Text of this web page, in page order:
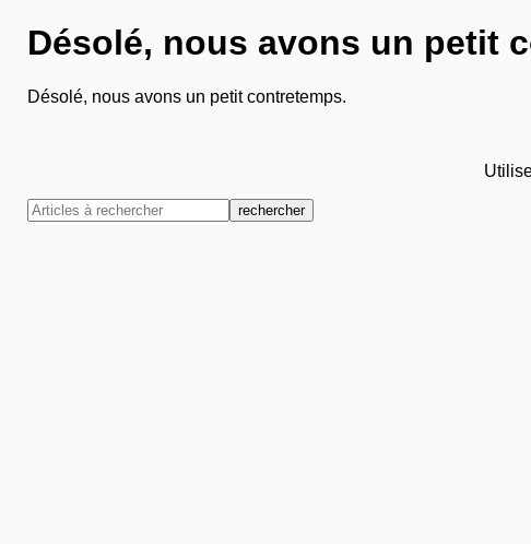
Désolé, nous avons un petit
Désolé, nous avons un petit contretemps.
rechercher